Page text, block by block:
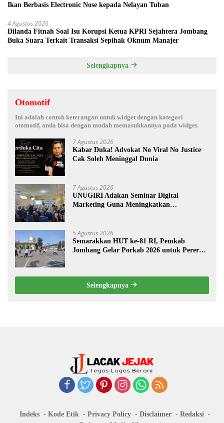
Ikan Berbasis Electronic Nose kepada Nelayan Tuban
4 Agustus 2026
Dilanda Fitnah Soal Isu Korupsi Ketua KPRI Sejahtera Jombang
Buka Suara Terkait Transaksi Sepihak Oknum Manajer
Selengkapnya
Otomotif
Ini adalah contoh keterangan untuk widget dengan kategori
otomotif, anda bisa dengan mudah memasukkannya pada widget.
7 Agustus 2026
Kabar Duka! Advokat No Viral No Justice
Cak Soleh Meninggal Dunia
7 Agustus 2026
UNUGIRI Adakan Seminar Digital
Marketing Guna Meningkatkan
5 Agustus 2026
Semarakkan HUT ke-81 RI, Pemkab
Jombang Gelar Porkab 2026 untuk Pererat
Selengkapnya
Indeks Kode Etik Privacy Policy Disclaimer
Redaksi